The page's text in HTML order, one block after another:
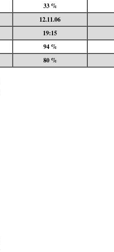
33 %
12.11.06
19:15
94 %
80 %